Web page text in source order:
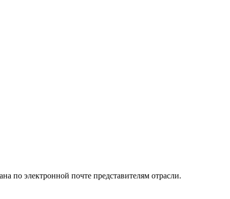
по электронной почте представителям отрасли.